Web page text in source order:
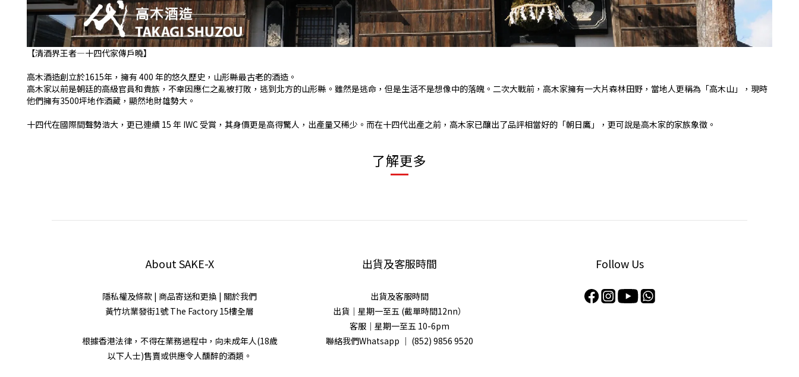
【清酒界王者—十四代家傳戶曉】
高木酒造創立於1615年，擁有 400 年的悠久歷史，山形縣最古老的酒造。
高木家以前是朝廷的高級官員和貴族，不幸因應仁之亂被打敗，逃到北方的山形縣。雖然是逃命，但是生活不是想像中的落魄。二次大戰前，高木家擁有一大片森林田野，當地人更稱為「高木山」，現時
他們擁有3500坪地作酒藏，顯然地財雄勢大。
十四代在國際間聲勢浩大，更已連續 15 年 IWC 受賞，其身價更是高得驚人，出產量又稀少。而在十四代出產之前，高木家已釀出了品評相當好的「朝日鷹」，更可說是高木家的家族象徵。
了解更多
About SAKE-X
隱私權及條款 | 商品寄送和更換 | 關於我們
黃竹坑業發街1號 The Factory 15樓全層
根據香港法律，不得在業務過程中，向未成年人(18歲
以下人士)售賣或供應令人醺醉的酒類。
出貨及客服時間
出貨及客服時間
出貨｜星期一至五 (截單時間12nn）
客服｜星期一至五 10-6pm
聯絡我們Whatsapp ｜ (852) 9856 9520
Follow Us